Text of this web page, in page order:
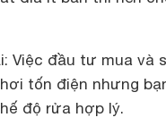
Việc đầu tư mua và
tốn điện nhưng
độ rửa hợp lý.